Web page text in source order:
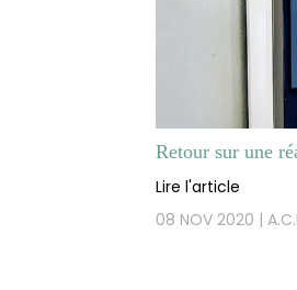
Retour sur une
Lire l'article
08 NOV 2020